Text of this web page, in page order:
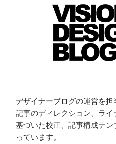
デザイナーブログの運営を担
記事のディレクション、ラ
基づいた校正、記事構成テ
っています。